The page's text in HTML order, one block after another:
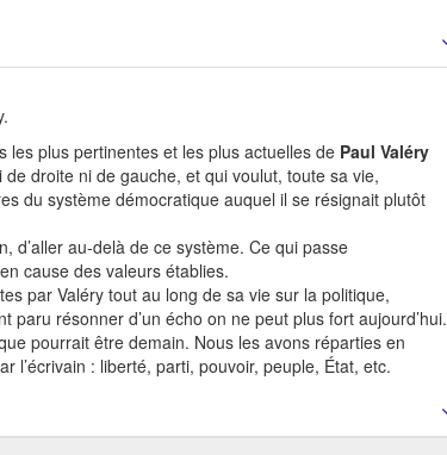
plus pertinentes et les plus actuelles de Paul Valéry
droite ni de gauche, et qui voulut, toute sa vie,
du système démocratique auquel il se résignait plutôt
d’aller au-delà de ce système. Ce qui passe
cause des valeurs établies.
par Valéry tout au long de sa vie sur la politique,
paru résonner d’un écho on ne peut plus fort aujourd’hui.
pourrait être demain. Nous les avons réparties en
l’écrivain : liberté, parti, pouvoir, peuple, État, etc.